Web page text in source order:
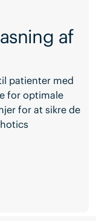
af
patienter med
for optimale
for at sikre de